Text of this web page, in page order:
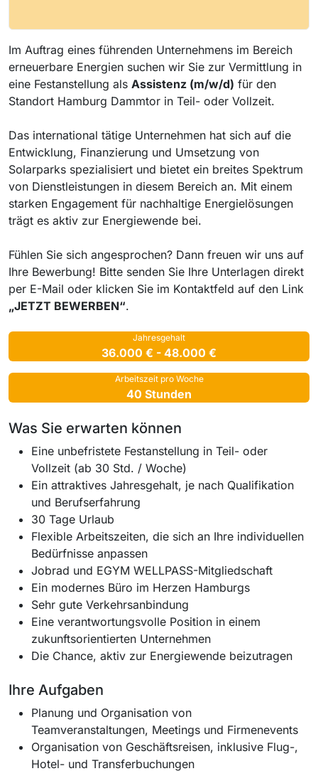
Im Auftrag eines führenden Unternehmens im Bereich
erneuerbare Energien suchen wir Sie zur Vermittlung in
eine Festanstellung als Assistenz (m/w/d) für den
Standort Hamburg Dammtor in Teil- oder Vollzeit.
Das international tätige Unternehmen hat sich auf die
Entwicklung, Finanzierung und Umsetzung von
Solarparks spezialisiert und bietet ein breites Spektrum
von Dienstleistungen in diesem Bereich an. Mit einem
starken Engagement für nachhaltige Energielösungen
trägt es aktiv zur Energiewende bei.
Fühlen Sie sich angesprochen? Dann freuen wir uns auf
Ihre Bewerbung! Bitte senden Sie Ihre Unterlagen direkt
per E-Mail oder klicken Sie im Kontaktfeld auf den Link
„JETZT BEWERBEN“.
Jahresgehalt
36.000 € - 48.000 €
Arbeitszeit pro Woche
40 Stunden
Was Sie erwarten können
Eine unbefristete Festanstellung in Teil- oder
Vollzeit (ab 30 Std. / Woche)
Ein attraktives Jahresgehalt, je nach Qualifikation
und Berufserfahrung
30 Tage Urlaub
Flexible Arbeitszeiten, die sich an Ihre individuellen
Bedürfnisse anpassen
Jobrad und EGYM WELLPASS-Mitgliedschaft
Ein modernes Büro im Herzen Hamburgs
Sehr gute Verkehrsanbindung
Eine verantwortungsvolle Position in einem
zukunftsorientierten Unternehmen
Die Chance, aktiv zur Energiewende beizutragen
Ihre Aufgaben
Planung und Organisation von
Teamveranstaltungen, Meetings und Firmenevents
Organisation von Geschäftsreisen, inklusive Flug-,
Hotel- und Transferbuchungen